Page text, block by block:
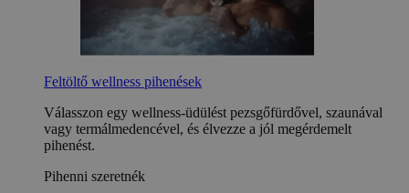
Feltöltő wellness pihenések
Válasszon egy wellness-üdülést pezsgőfürdővel, szaunával
vagy termálmedencével, és élvezze a jól megérdemelt
pihenést.
Pihenni szeretnék